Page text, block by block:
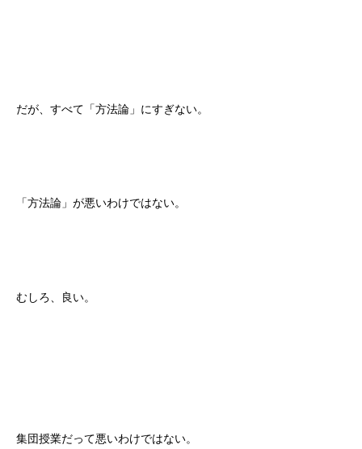
だが、すべて「方法論」にすぎない。
「方法論」が悪いわけではない。
むしろ、良い。
集団授業だって悪いわけではない。